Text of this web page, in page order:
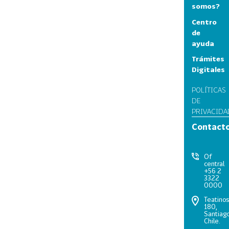
somos?
Centro
de
ayuda
Trámites
Digitales
POLÍTICAS
DE
Of
central
+56 2
3322
0000
Teatinos
180,
Chile.